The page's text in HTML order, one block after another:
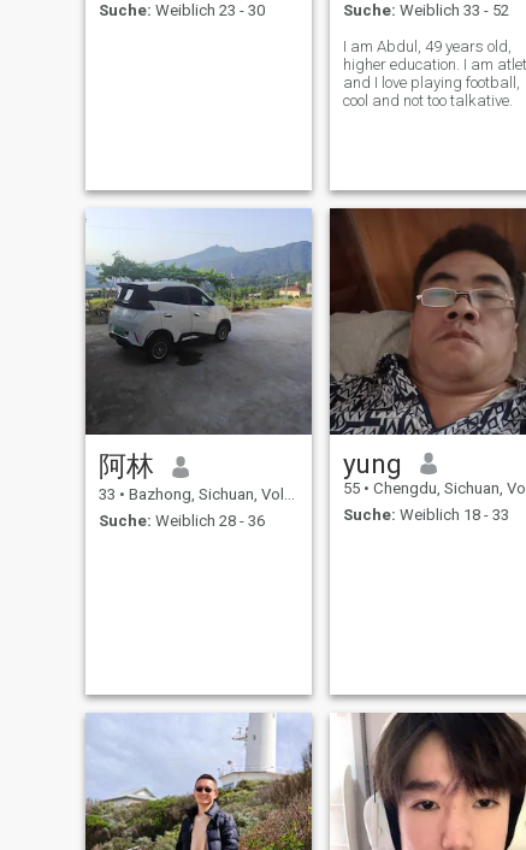
Suche: Weiblich 23 - 30
Suche: Weiblich 33 - 52
I am Abdul, 49 years old,
higher education. I am atletic
and I love playing football,
cool and not too talkative.
阿林
33 • Bazhong, Sichuan, Volksrep. China
Suche: Weiblich 28 - 36
yung
55 • Chengdu, Sichuan, Volksrep. China
Suche: Weiblich 18 - 33